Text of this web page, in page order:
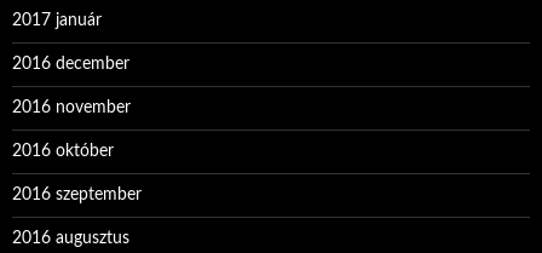
2017 január
2016 december
2016 november
2016 október
2016 szeptember
2016 augusztus